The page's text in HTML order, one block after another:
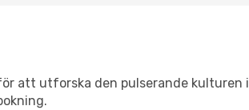
att utforska den pulserande kulturen i